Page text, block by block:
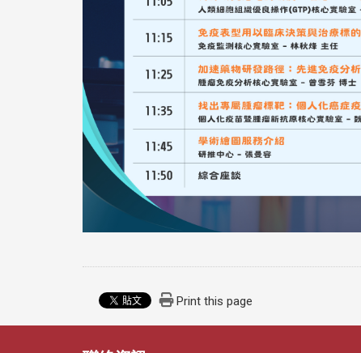
Print this page